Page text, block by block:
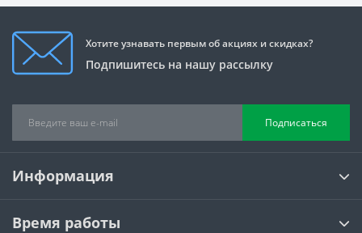
Хотите узнавать первым об акциях и скидках?
Подпишитесь на нашу рассылку
Подписаться
Информация
Время работы